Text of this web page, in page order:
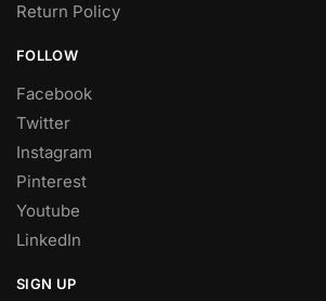
Return Policy
FOLLOW
Facebook
Twitter
Instagram
Pinterest
Youtube
LinkedIn
SIGN UP